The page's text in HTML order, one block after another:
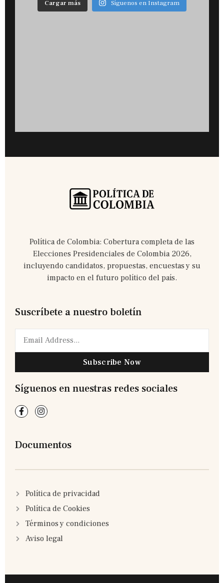
Cargar más Síguenos en Instagram
Política de Colombia: Cobertura completa de las
Elecciones Presidenciales de Colombia 2026,
incluyendo candidatos, propuestas, encuestas y su
impacto en el futuro político del país.
Suscríbete a nuestro boletín
Subscribe Now
Síguenos en nuestras redes sociales
Documentos
Política de privacidad
Política de Cookies
Términos y condiciones
Aviso legal